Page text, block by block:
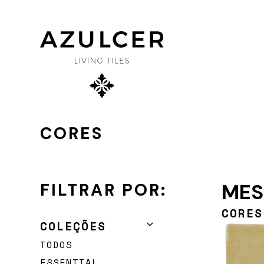
SOBRE NÓS
PRODUTOS
CORES
FILTRAR POR:
COLEÇÕES
TODOS
CORES